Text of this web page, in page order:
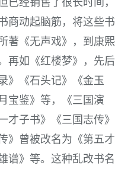
已经销售了很长时间，
商动起脑筋，将这些书
著《无声戏》，到康熙
再如《红楼梦》，先后
》《石头记》《金玉
宝鉴》等，《三国演
才子书》《三国志传》
》曾被改名为《第五才
谱》等。这种乱改书名